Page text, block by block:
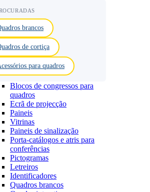
brancos
de cortiça
para quadros
Blocos de congressos para
quadros
Ecrã de projecção
Paineis
Vitrinas
Paineis de sinalização
Porta-catálogos e atris para
conferências
Pictogramas
Letreiros
Identificadores
Quadros brancos